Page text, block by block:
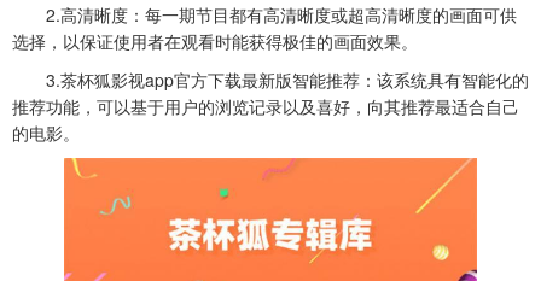
2.高清晰度：每一期节目都有高清晰度或超高清晰度的画面可供
选择，以保证使用者在观看时能获得极佳的画面效果。
3.茶杯狐影视app官方下载最新版智能推荐：该系统具有智能化的
推荐功能，可以基于用户的浏览记录以及喜好，向其推荐最适合自己
的电影。